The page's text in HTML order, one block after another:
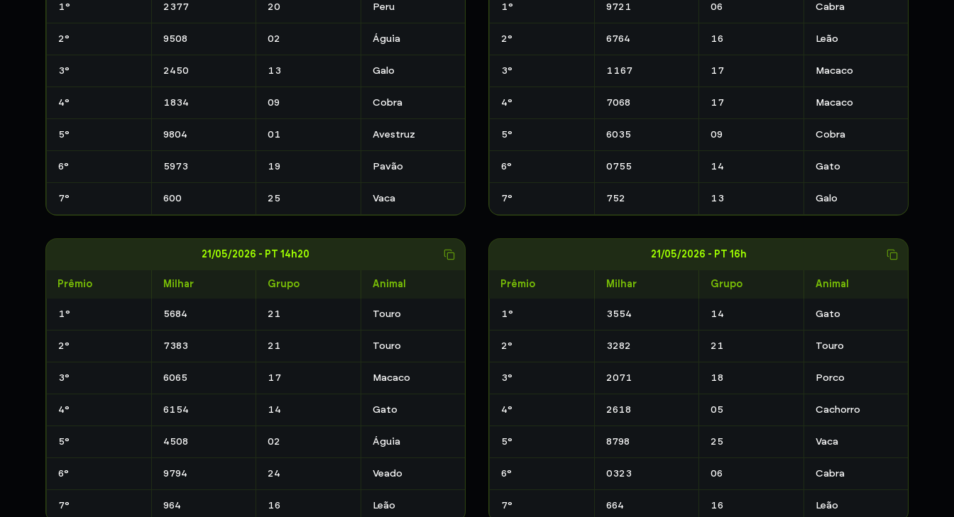
1° 2377 20 Peru
2° 9508 02 Águia
3° 2450 13 Galo
4° 1834 09 Cobra
5° 9804 01 Avestruz
6° 5973 19 Pavão
7° 600 25 Vaca
1° 9721 06 Cabra
2° 6764 16 Leão
3° 1167 17 Macaco
4° 7068 17 Macaco
5° 6035 09 Cobra
6° 0755 14 Gato
7° 752 13 Galo
21/05/2026 - PT 14h20
Prêmio Milhar Grupo Animal
1° 5684 21 Touro
2° 7383 21 Touro
3° 6065 17 Macaco
4° 6154 14 Gato
5° 4508 02 Águia
6° 9794 24 Veado
7° 964 16 Leão
21/05/2026 - PT 16h
Prêmio Milhar Grupo Animal
1° 3554 14 Gato
2° 3282 21 Touro
3° 2071 18 Porco
4° 2618 05 Cachorro
5° 8798 25 Vaca
6° 0323 06 Cabra
7° 664 16 Leão